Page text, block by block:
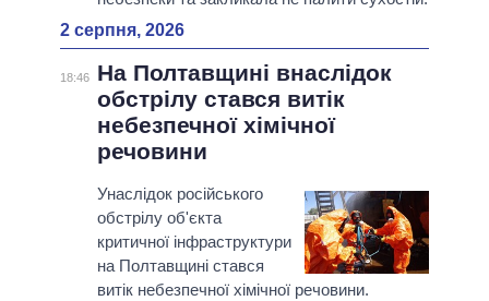
2 серпня, 2026
18:46
На Полтавщині внаслідок
обстрілу стався витік
небезпечної хімічної
речовини
Унаслідок російського
обстрілу об'єкта
критичної інфраструктури
на Полтавщині стався
витік небезпечної хімічної речовини.